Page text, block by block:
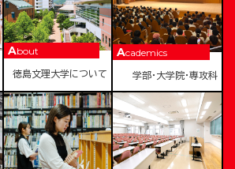
About
徳島文理大学について
Academics
学部・大学院・専攻科